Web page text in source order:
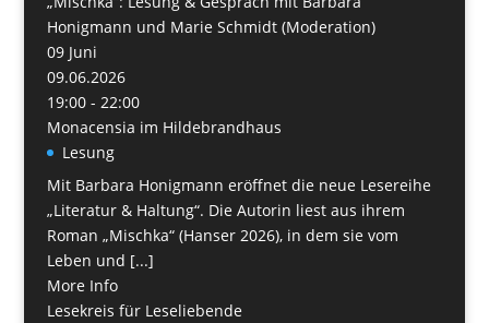
Honigmann und Marie Schmidt (Moderation)
09 Juni
09.06.2026
19:00 - 22:00
Monacensia im Hildebrandhaus
Lesung
Mit Barbara Honigmann eröffnet die neue Lesereihe
„Literatur & Haltung“. Die Autorin liest aus ihrem
Roman „Mischka“ (Hanser 2026), in dem sie vom
Leben und [...]
More Info
Lesekreis für Leseliebende